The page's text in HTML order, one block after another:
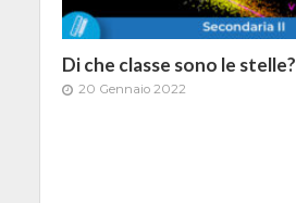
Di che classe sono le stelle?
20 Gennaio 2022